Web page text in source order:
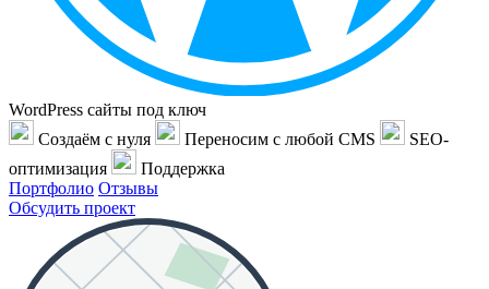
WordPress сайты под ключ
Создаём с нуля
Переносим с любой CMS
SEO-
оптимизация
Поддержка
Портфолио Отзывы
Обсудить проект